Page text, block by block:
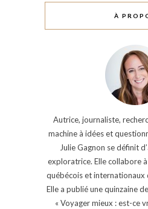
À
Autrice, journaliste,
machine à idées et
Julie Gagnon se définit
exploratrice. Elle collabore
québécois et internationaux
Elle a publié une quinzaine
« Voyager mieux : est-ce